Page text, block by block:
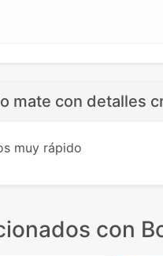
mate con detalles
muy rápido
con